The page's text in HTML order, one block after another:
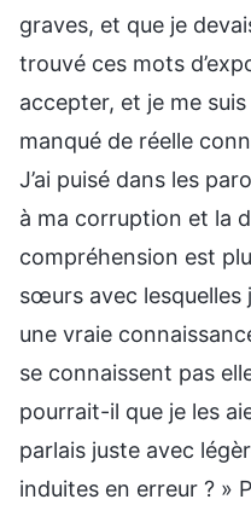
graves, et que je
trouvé ces mots
accepter, et je me
manqué de réelle
J’ai puisé dans les
à ma corruption et la
compréhension est
sœurs avec lesquelles
une vraie
se connaissent pas
pourrait-il que je les
parlais juste avec
induites en erreur ? »